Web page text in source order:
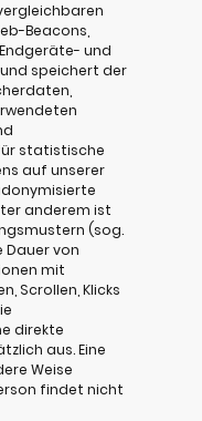
Beacons,
und
speichert der
statistische
auf unserer
anderem ist
(sog.
Dauer von
mit
Scrollen, Klicks
direkte
aus. Eine
Weise
findet nicht